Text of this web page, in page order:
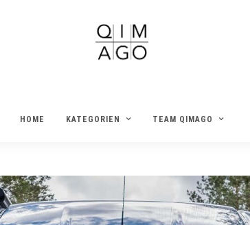
HOME KATEGORIEN TEAM QIMAGO